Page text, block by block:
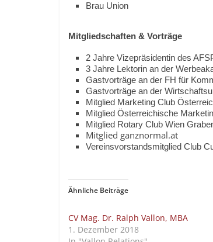
Brau Union
Mitgliedschaften & Vorträge
2 Jahre Vizepräsidentin des
3 Jahre Lektorin an der
Gastvorträge an der FH für
Gastvorträge an der
Mitglied Marketing Club
Mitglied Österreichische
Mitglied Rotary Club Wien
Mitglied ganznormal.at
Vereinsvorstandsmitglied Club
Ähnliche Beiträge
CV Mag. Dr. Ralph Vallon, MBA
1. Dezember 2018